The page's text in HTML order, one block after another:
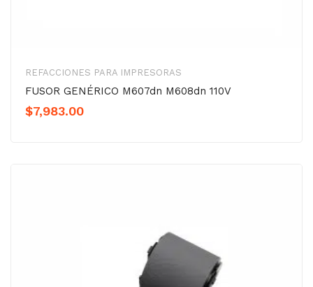
REFACCIONES PARA IMPRESORAS
FUSOR GENÉRICO M607dn M608dn 110V
$7,983.00